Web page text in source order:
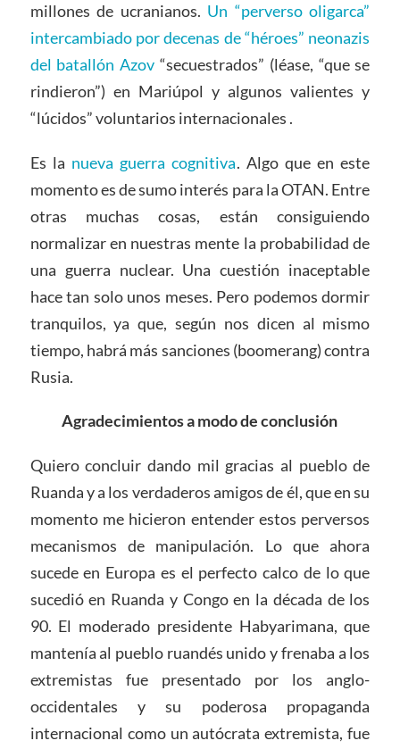
millones de ucranianos. Un “perverso oligarca”
intercambiado por decenas de “héroes” neonazis
del batallón Azov “secuestrados” (léase, “que se
rindieron”) en Mariúpol y algunos valientes y
“lúcidos” voluntarios internacionales .
Es la nueva guerra cognitiva. Algo que en este
momento es de sumo interés para la OTAN. Entre
otras muchas cosas, están consiguiendo
normalizar en nuestras mente la probabilidad de
una guerra nuclear. Una cuestión inaceptable
hace tan solo unos meses. Pero podemos dormir
tranquilos, ya que, según nos dicen al mismo
tiempo, habrá más sanciones (boomerang) contra
Rusia.
Agradecimientos a modo de conclusión
Quiero concluir dando mil gracias al pueblo de
Ruanda y a los verdaderos amigos de él, que en su
momento me hicieron entender estos perversos
mecanismos de manipulación. Lo que ahora
sucede en Europa es el perfecto calco de lo que
sucedió en Ruanda y Congo en la década de los
90. El moderado presidente Habyarimana, que
mantenía al pueblo ruandés unido y frenaba a los
extremistas fue presentado por los anglo-
occidentales y su poderosa propaganda
internacional como un autócrata extremista, fue